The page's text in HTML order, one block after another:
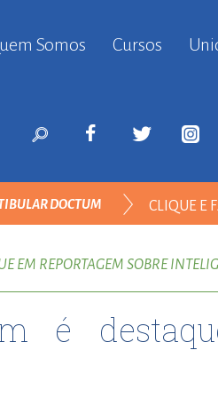
Somos
Cursos
DOCTUM CLIQUE E
EM REPORTAGEM SOBRE
DIREITO
é